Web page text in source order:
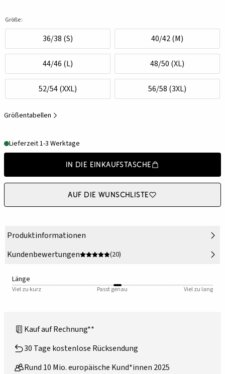
Größe:
36/38 (S) 40/42 (M)
44/46 (L) 48/50 (XL)
52/54 (XXL) 56/58 (3XL)
Größentabellen
Lieferzeit 1-3 Werktage
In die Einkaufstasche
Auf die Wunschliste
Produktinformationen
Kundenbewertungen
(20)
Länge
Viel zu kurz Passt genau Viel zu lang
Kauf auf Rechnung**
30 Tage kostenlose Rücksendung
Rund 10 Mio. europäische Kund*innen 2025